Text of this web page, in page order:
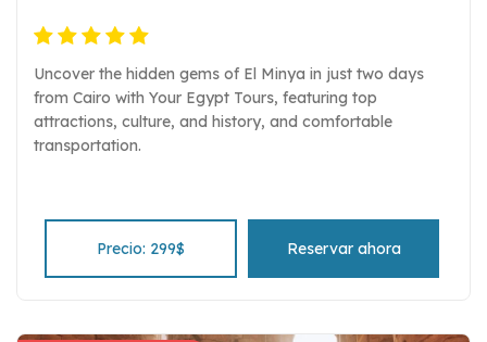
Uncover the hidden gems of El Minya in just two days
from Cairo with Your Egypt Tours, featuring top
attractions, culture, and history, and comfortable
transportation.
Precio: 299$ Reservar ahora